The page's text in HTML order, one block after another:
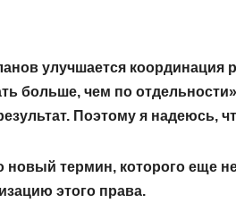
улучшается
больше, чем по
Поэтому я надеюсь,
термин, которого еще
этого права.